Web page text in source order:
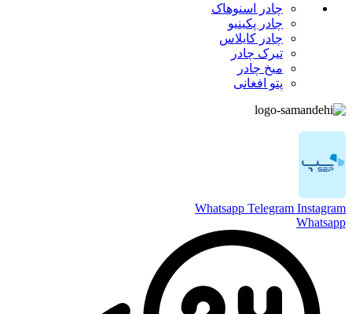
چادر اسنوهاک
چادر پکینیو
چادر کایلاس
تیرک چادر
میخ چادر
پتو افغانی
Whatsapp Telegram Instagram
Whatsapp